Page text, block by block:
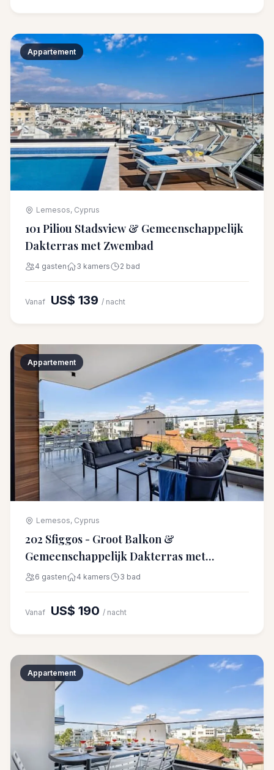
Appartement
Lemesos, Cyprus
101 Piliou Stadsview & Gemeenschappelijk
Dakterras met Zwembad
4 gasten 3 kamers 2 bad
Vanaf US$ 139 / nacht
Appartement
Lemesos, Cyprus
202 Sfiggos - Groot Balkon &
Gemeenschappelijk Dakterras met
Zwembad
6 gasten 4 kamers 3 bad
Vanaf US$ 190 / nacht
Appartement